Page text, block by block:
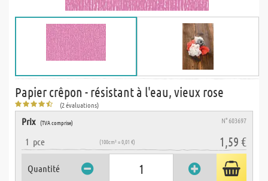
Papier crêpon - résistant à l'eau, vieux rose
(2 évaluations)
Prix (TVA comprise) N° 603697
1 pce (100cm² = 0,01 €) 1,59 €
Quantité